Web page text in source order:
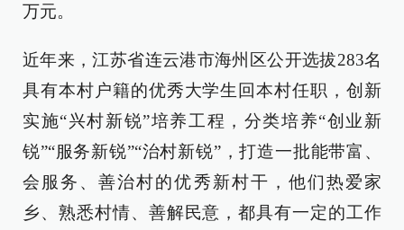
万元。
近年来，江苏省连云港市海州区公开选拔283名
具有本村户籍的优秀大学生回本村任职，创新
实施“兴村新锐”培养工程，分类培养“创业新
锐”“服务新锐”“治村新锐”，打造一批能带富、
会服务、善治村的优秀新村干，他们热爱家
乡、熟悉村情、善解民意，都具有一定的工作